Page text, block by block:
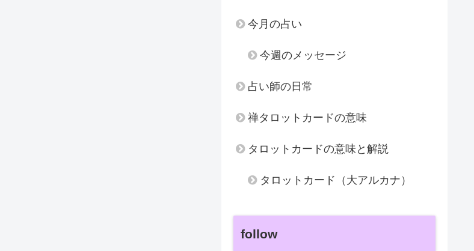
今月の占い
今週のメッセージ
占い師の日常
禅タロットカードの意味
タロットカードの意味と解説
タロットカード（大アルカナ）
follow